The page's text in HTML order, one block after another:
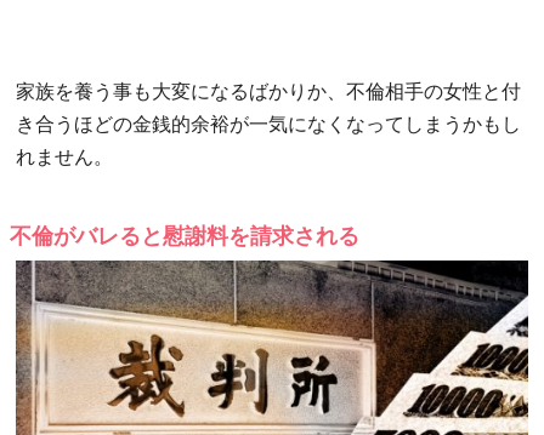
家族を養う事も大変になるばかりか、不倫相手の女性と付
き合うほどの金銭的余裕が一気になくなってしまうかもし
れません。
不倫がバレると慰謝料を請求される